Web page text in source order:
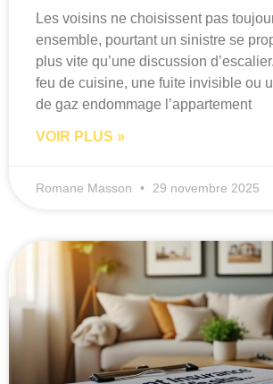
Les voisins ne choisissent pas
ensemble, pourtant un sinistre se
plus vite qu’une discussion
feu de cuisine, une fuite invisible ou
de gaz endommage l’appartement
VOIR PLUS »
Romane Masson 29 novembre 2025